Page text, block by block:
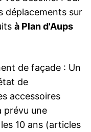
déplacements sur
à Plan d'Aups
de façade : Un
de
accessoires
prévu une
10 ans (articles